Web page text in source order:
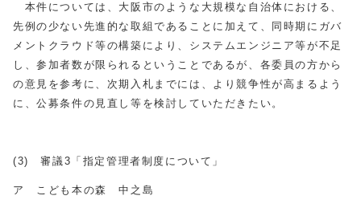
本件については、大阪市のような大規模な自治体における、
先例の少ない先進的な取組であることに加えて、同時期にガバ
メントクラウド等の構築により、システムエンジニア等が不足
し、参加者数が限られるということであるが、各委員の方から
の意見を参考に、次期入札までには、より競争性が高まるよう
に、公募条件の見直し等を検討していただきたい。
(3) 審議3「指定管理者制度について」
ア こども本の森 中之島